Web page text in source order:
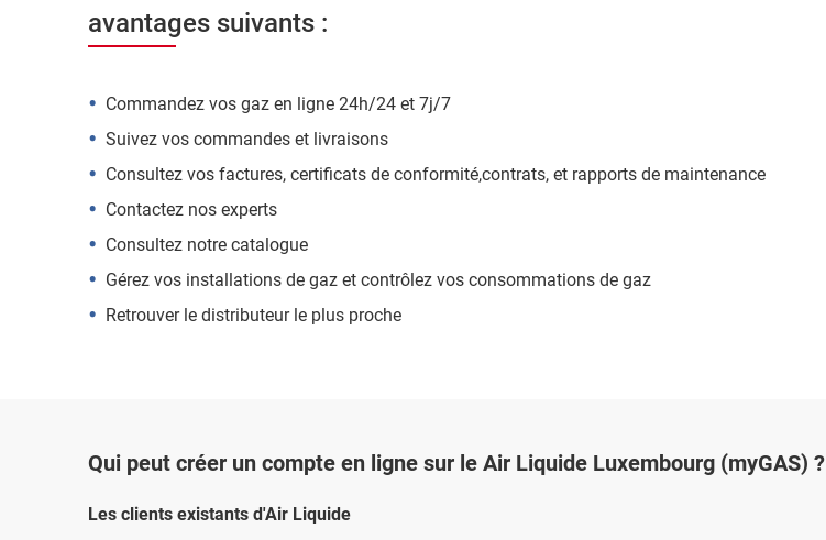
avantages suivants :
Commandez vos gaz en ligne 24h/24 et 7j/7
Suivez vos commandes et livraisons
Consultez vos factures, certificats de conformité,contrats, et rapports de maintenance
Contactez nos experts
Consultez notre catalogue
Gérez vos installations de gaz et contrôlez vos consommations de gaz
Retrouver le distributeur le plus proche
Qui peut créer un compte en ligne sur le Air Liquide Luxembourg (myGAS) ?
Les clients existants d'Air Liquide